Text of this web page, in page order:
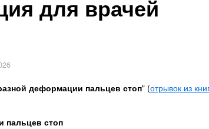
для врачей
деформации пальцев стоп" (отрывок из
пальцев стоп